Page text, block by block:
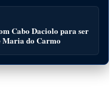
Cabo Daciolo para ser
Maria do Carmo